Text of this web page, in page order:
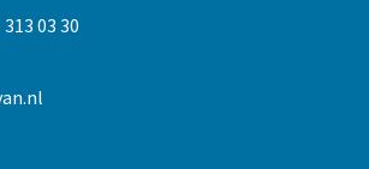
03 30